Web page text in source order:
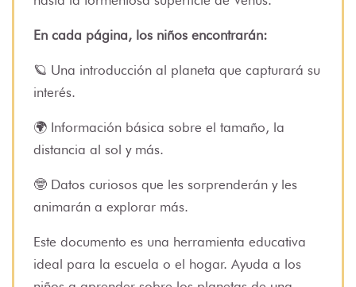
En cada página, los niños encontrarán:
🪐 Una introducción al planeta que capturará su
interés.
🌍 Información básica sobre el tamaño, la
distancia al sol y más.
🤓 Datos curiosos que les sorprenderán y les
animarán a explorar más.
Este documento es una herramienta educativa
ideal para la escuela o el hogar. Ayuda a los